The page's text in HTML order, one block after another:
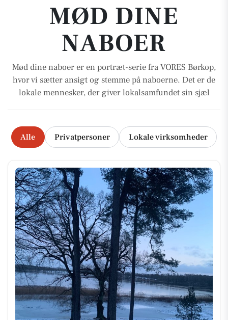
MØD DINE
NABOER
Mød dine naboer er en portræt-serie fra VORES Børkop,
hvor vi sætter ansigt og stemme på naboerne. Det er de
lokale mennesker, der giver lokalsamfundet sin sjæl
Alle Privatpersoner Lokale virksomheder